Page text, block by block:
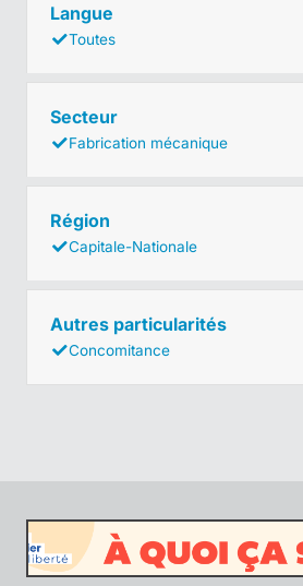
Langue
Toutes
Secteur
Fabrication mécanique
Région
Capitale-Nationale
Autres particularités
Concomitance